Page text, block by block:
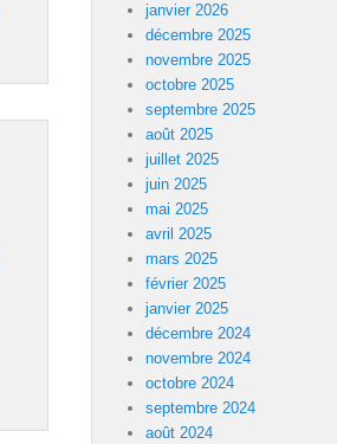
janvier 2026
décembre 2025
novembre 2025
octobre 2025
septembre 2025
août 2025
juillet 2025
juin 2025
mai 2025
avril 2025
mars 2025
février 2025
janvier 2025
décembre 2024
novembre 2024
octobre 2024
septembre 2024
août 2024